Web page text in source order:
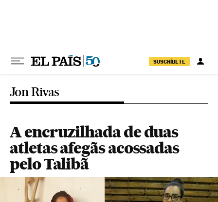
SUSCRÍBETE
Jon Rivas
A encruzilhada de duas
atletas afegãs acossadas
pelo Talibã